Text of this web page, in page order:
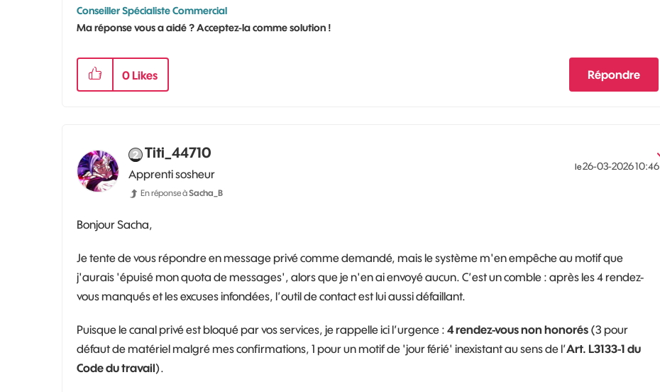
Conseiller Spécialiste Commercial
Ma réponse vous a aidé ? Acceptez-la comme solution !
0 Likes Répondre
Titi_44710
Apprenti sosheur
En réponse àSacha_B
le‎26-03-202610:46
Bonjour Sacha,
Je tente de vous répondre en message privé comme demandé, mais le système m'en empêche au motif que
j'aurais 'épuisé mon quota de messages', alors que je n'en ai envoyé aucun. C’est un comble : après les 4 rendez-
vous manqués et les excuses infondées, l’outil de contact est lui aussi défaillant.
Puisque le canal privé est bloqué par vos services, je rappelle ici l’urgence : 4 rendez-vous non honorés (3 pour
défaut de matériel malgré mes confirmations, 1 pour un motif de 'jour férié' inexistant au sens de l’Art. L3133-1 du
Code du travail).